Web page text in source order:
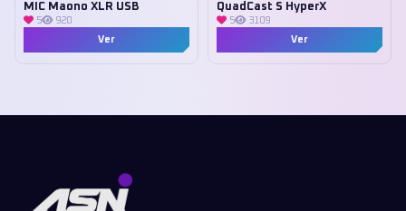
MIC Maono XLR USB
5
920
Ver
QuadCast S HyperX
5
3109
Ver